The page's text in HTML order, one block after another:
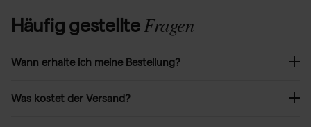
Häufig gestellte Fragen
Wann erhalte ich meine Bestellung?
Was kostet der Versand?